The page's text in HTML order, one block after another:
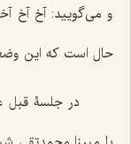
و مى‌گویید: آخ آخ
حال است که این
در جلسۀ